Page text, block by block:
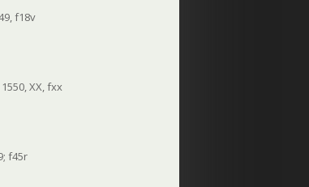
f18v
1550, XX, fxx
f45r